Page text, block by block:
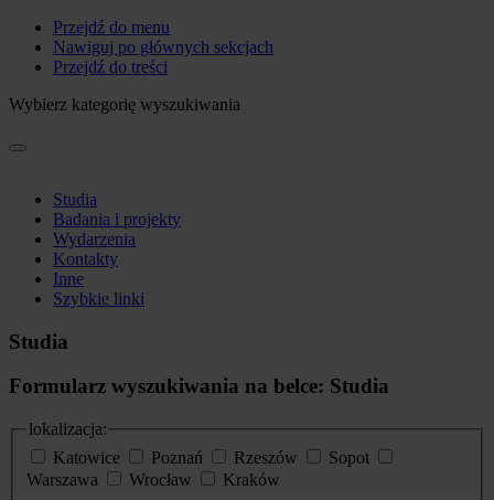
Przejdź do menu
Nawiguj po głównych sekcjach
Przejdź do treści
Wybierz kategorię wyszukiwania
Studia
Badania i projekty
Wydarzenia
Kontakty
Inne
Szybkie linki
Studia
Formularz wyszukiwania na belce: Studia
lokalizacja:
Katowice
Poznań Rzeszów
Sopot
Warszawa
Wrocław
Kraków